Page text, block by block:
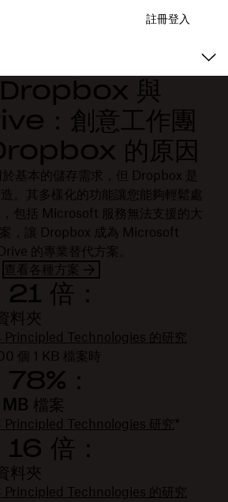
註冊登入
Dropbox 與
：創意工作團
的原因
基本的儲存需求，但 Dropbox 是
。其多樣化的功能讓您能夠輕鬆處
包括 Microsoft 服務無法支援的大
，讓 Dropbox 成為 Microsoft
的專業替代方案。
查看各種方案
倍：
料夾
Principled Technologies 的研究
個 1 KB 檔案時
：
檔案
Principled Technologies 研究*
倍：
料夾
Principled Technologies 的研究